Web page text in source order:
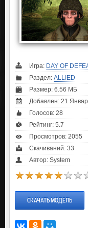
Игра: DAY OF
Раздел: ALLIED
Размер: 6.56 МБ
Добавлен: 21
Голосов: 28
Рейтинг: 5.7
Просмотров: 2055
Скачиваний: 33
Автор: System
СКАЧАТЬ МОДЕЛЬ